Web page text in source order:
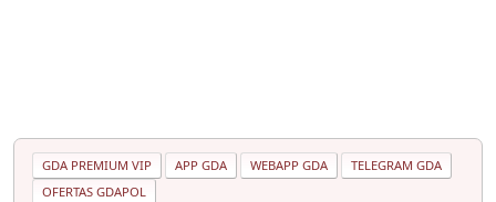
GDA PREMIUM VIP APP GDA WEBAPP GDA
TELEGRAM GDA
OFERTAS GDAPOL